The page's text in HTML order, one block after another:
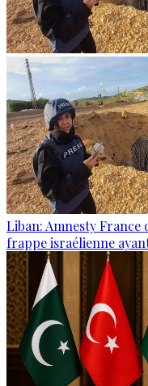
Liban: Amnesty France
frappe israélienne